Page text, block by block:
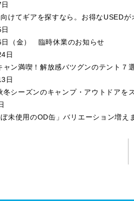
けてギアを探すなら。お得なUSED
（金） 臨時休業のお知らせ
日
ャン満喫！解放感バツグンのテント７
日
冬シーズンのキャンプ・アウトドアを
未使用のOD缶」バリエーション増え